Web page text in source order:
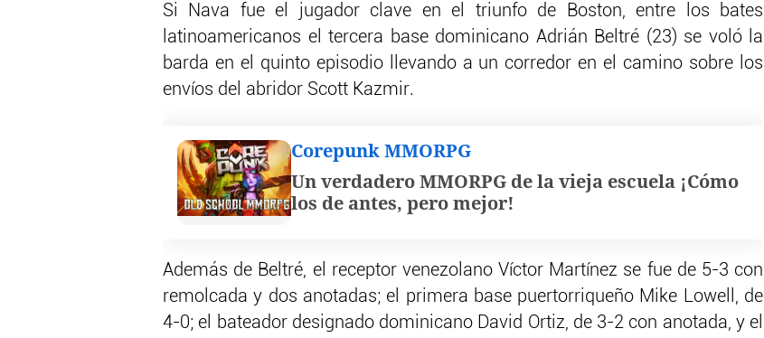
Si Nava fue el jugador clave en el triunfo de Boston, entre los bates
latinoamericanos el tercera base dominicano Adrián Beltré (23) se voló la
barda en el quinto episodio llevando a un corredor en el camino sobre los
envíos del abridor Scott Kazmir.
Corepunk MMORPG
Un verdadero MMORPG de la vieja escuela ¡Cómo
los de antes, pero mejor!
Además de Beltré, el receptor venezolano Víctor Martínez se fue de 5-3 con
remolcada y dos anotadas; el primera base puertorriqueño Mike Lowell, de
4-0; el bateador designado dominicano David Ortiz, de 3-2 con anotada, y el